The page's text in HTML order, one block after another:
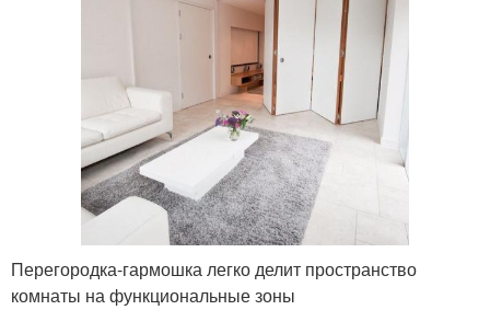
Перегородка-гармошка легко делит пространство
комнаты на функциональные зоны